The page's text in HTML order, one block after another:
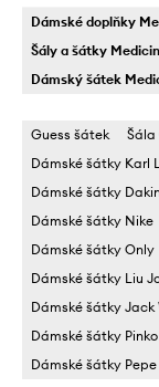
Dámské doplňky
Šály a šátky
Dámský šátek
Guess šátek Šála
Dámské šátky Karl
Dámské šátky
Dámské šátky Nike
Dámské šátky Only
Dámské šátky Liu
Dámské šátky Jack
Dámské šátky Pinko
Dámské šátky Pepe